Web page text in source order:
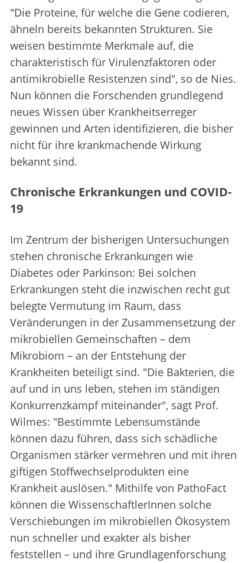
"Die Proteine, für welche die Gene codieren,
ähneln bereits bekannten Strukturen. Sie
weisen bestimmte Merkmale auf, die
charakteristisch für Virulenzfaktoren oder
antimikrobielle Resistenzen sind", so de Nies.
Nun können die Forschenden grundlegend
neues Wissen über Krankheitserreger
gewinnen und Arten identifizieren, die bisher
nicht für ihre krankmachende Wirkung
bekannt sind.
Chronische Erkrankungen und COVID-
19
Im Zentrum der bisherigen Untersuchungen
stehen chronische Erkrankungen wie
Diabetes oder Parkinson: Bei solchen
Erkrankungen steht die inzwischen recht gut
belegte Vermutung im Raum, dass
Veränderungen in der Zusammensetzung der
mikrobiellen Gemeinschaften – dem
Mikrobiom – an der Entstehung der
Krankheiten beteiligt sind. "Die Bakterien, die
auf und in uns leben, stehen im ständigen
Konkurrenzkampf miteinander", sagt Prof.
Wilmes: "Bestimmte Lebensumstände
können dazu führen, dass sich schädliche
Organismen stärker vermehren und mit ihren
giftigen Stoffwechselprodukten eine
Krankheit auslösen." Mithilfe von PathoFact
können die WissenschaftlerInnen solche
Verschiebungen im mikrobiellen Ökosystem
nun schneller und exakter als bisher
feststellen – und ihre Grundlagenforschung